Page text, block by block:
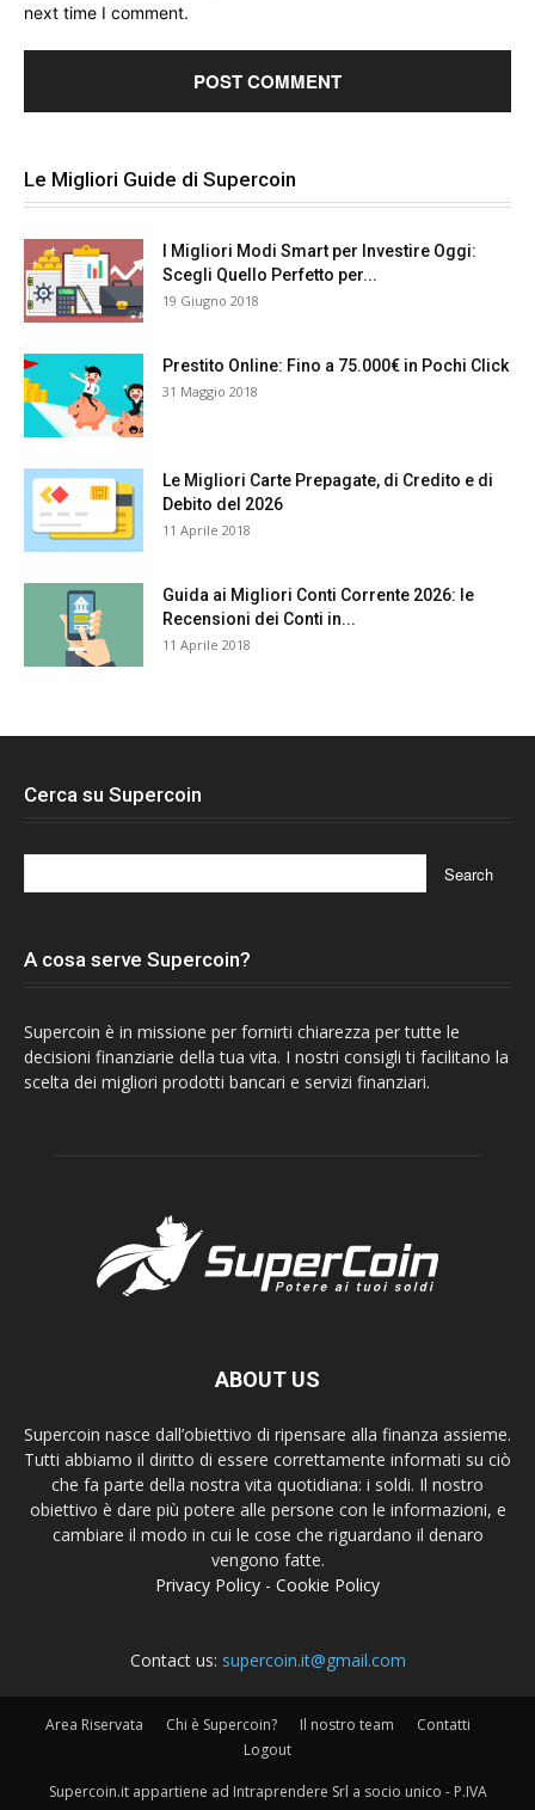
next time I comment.
Le Migliori Guide di Supercoin
I Migliori Modi Smart per Investire Oggi:
Scegli Quello Perfetto per...
19 Giugno 2018
Prestito Online: Fino a 75.000€ in Pochi Click
31 Maggio 2018
Le Migliori Carte Prepagate, di Credito e di
Debito del 2026
11 Aprile 2018
Guida ai Migliori Conti Corrente 2026: le
Recensioni dei Conti in...
11 Aprile 2018
Cerca su Supercoin
A cosa serve Supercoin?
Supercoin è in missione per fornirti chiarezza per tutte le
decisioni finanziarie della tua vita. I nostri consigli ti facilitano la
scelta dei migliori prodotti bancari e servizi finanziari.
ABOUT US
Supercoin nasce dall’obiettivo di ripensare alla finanza assieme.
Tutti abbiamo il diritto di essere correttamente informati su ciò
che fa parte della nostra vita quotidiana: i soldi. Il nostro
obiettivo è dare più potere alle persone con le informazioni, e
cambiare il modo in cui le cose che riguardano il denaro
vengono fatte.
Privacy Policy - Cookie Policy
Contact us: supercoin.it@gmail.com
Area Riservata Chi è Supercoin? Il nostro team
Contatti
Logout
Supercoin.it appartiene ad Intraprendere Srl a socio unico - P.IVA